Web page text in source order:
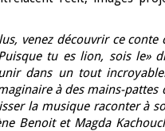
venez découvrir ce
tu es lion, sois
dans un tout
à des mains-
la musique raconter à
Benoit et Magda